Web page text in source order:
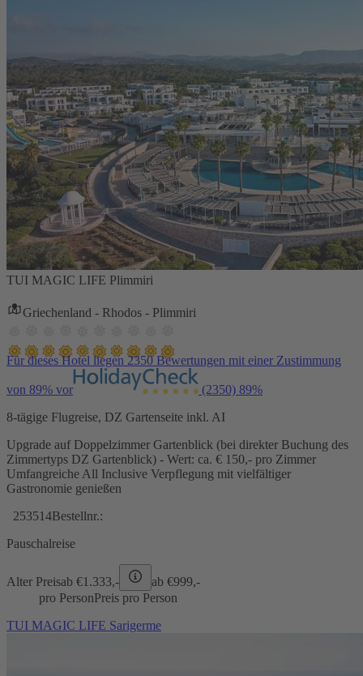
TUI MAGIC LIFE Plimmiri
Griechenland - Rhodos - Plimmiri
Für dieses Hotel liegen 2350 Bewertungen mit einer Zustimmung
von 89% vor (2350) 89%
8-tägige Flugreise, DZ Gartenseite inkl. AI
Upgrade auf Doppelzimmer Gartenblick (bei direkter Buchung des
Zimmertyps DZ Gartenblick) - Wert: ca. € 150,- pro Zimmer
Umfangreiche All Inclusive Verpflegung mit vielfältiger
Gastronomie genießen
253514Bestellnr.:
Pauschalreise
Alter Preisab €1.333,- ab €999,-
pro PersonPreis pro Person
TUI MAGIC LIFE Sarigerme